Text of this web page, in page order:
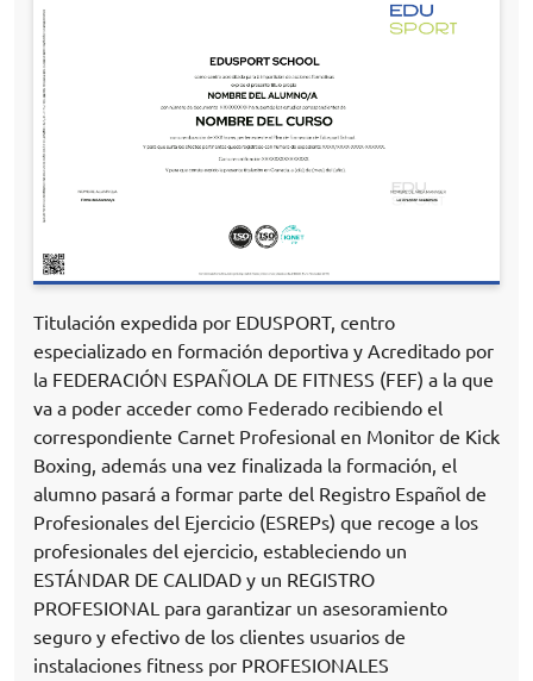
Titulación expedida por EDUSPORT, centro
especializado en formación deportiva y Acreditado por
la FEDERACIÓN ESPAÑOLA DE FITNESS (FEF) a la que
va a poder acceder como Federado recibiendo el
correspondiente Carnet Profesional en Monitor de Kick
Boxing, además una vez finalizada la formación, el
alumno pasará a formar parte del Registro Español de
Profesionales del Ejercicio (ESREPs) que recoge a los
profesionales del ejercicio, estableciendo un
ESTÁNDAR DE CALIDAD y un REGISTRO
PROFESIONAL para garantizar un asesoramiento
seguro y efectivo de los clientes usuarios de
instalaciones fitness por PROFESIONALES